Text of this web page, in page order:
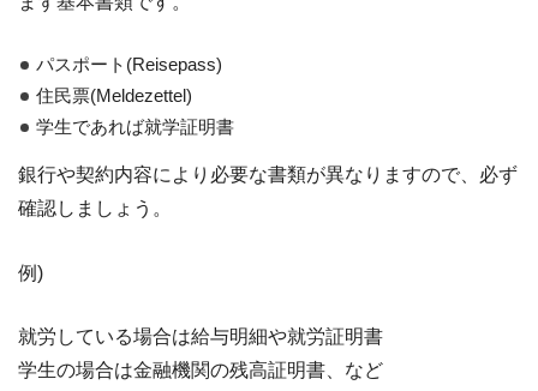
パスポート(Reisepass)
住民票(Meldezettel)
学生であれば就学証明書
銀行や契約内容により必要な書類が異なりますので、必ず
確認しましょう。
例)
就労している場合は給与明細や就労証明書
学生の場合は金融機関の残高証明書、など